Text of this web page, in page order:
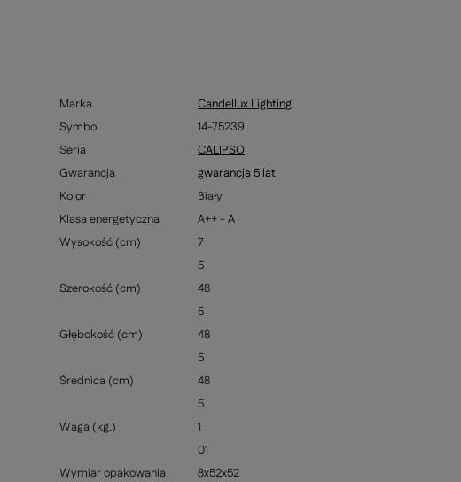
Marka
Candellux Lighting
Symbol
14-75239
Seria
CALIPSO
Gwarancja
gwarancja 5 lat
Kolor
Biały
Klasa energetyczna
A++ - A
Wysokość (cm)
7
5
Szerokość (cm)
48
5
Głębokość (cm)
48
5
Średnica (cm)
48
5
Waga (kg.)
1
01
Wymiar opakowania
8x52x52